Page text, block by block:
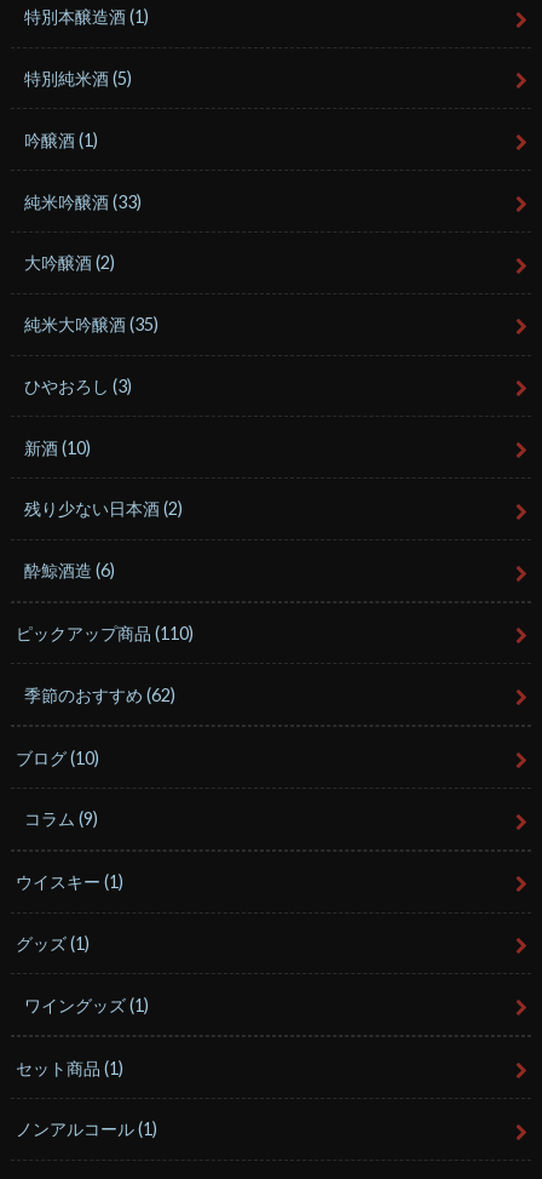
特別本醸造酒(1)
特別純米酒(5)
吟醸酒(1)
純米吟醸酒(33)
大吟醸酒(2)
純米大吟醸酒(35)
ひやおろし(3)
新酒(10)
残り少ない日本酒(2)
酔鯨酒造(6)
ピックアップ商品(110)
季節のおすすめ(62)
ブログ(10)
コラム(9)
ウイスキー(1)
グッズ(1)
ワイングッズ(1)
セット商品(1)
ノンアルコール(1)